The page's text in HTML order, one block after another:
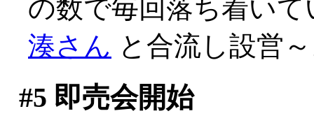
の数で毎回落ち着い
湊さん と合流し設営
#5 即売会開始